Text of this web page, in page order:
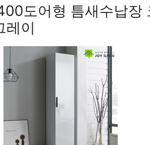
도어형 틈새수납장
레이